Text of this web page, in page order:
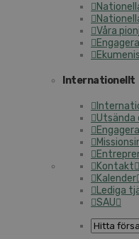
Våra
Internationellt
Utsända
Kontakt
Kalender
Lediga
SAU